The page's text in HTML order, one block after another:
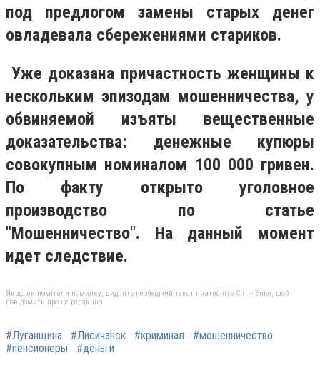
под предлогом замены старых денег
овладевала сбережениями стариков.
Уже доказана причастность женщины к
нескольким эпизодам мошенничества, у
обвиняемой изъяты вещественные
доказательства: денежные купюры
совокупным номиналом 100 000 гривен.
По факту открыто уголовное
производство по статье
"Мошенничество". На данный момент
идет следствие.
Якщо ви помітили помилку, виділіть необхідний текст і натисніть Ctrl + Enter, щоб
повідомити про це редакцію
#Луганщина #Лисичанск #криминал
#мошенничество
#пенсионеры
#деньги